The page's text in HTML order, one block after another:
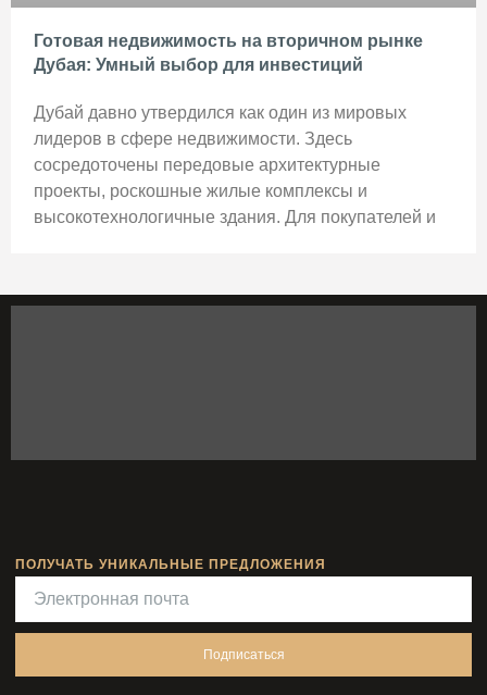
Готовая недвижимость на вторичном рынке
Дубая: Умный выбор для инвестиций
Дубай давно утвердился как один из мировых
лидеров в сфере недвижимости. Здесь
сосредоточены передовые архитектурные
проекты, роскошные жилые комплексы и
высокотехнологичные здания. Для покупателей и
ПОЛУЧАТЬ УНИКАЛЬНЫЕ ПРЕДЛОЖЕНИЯ
Подписаться